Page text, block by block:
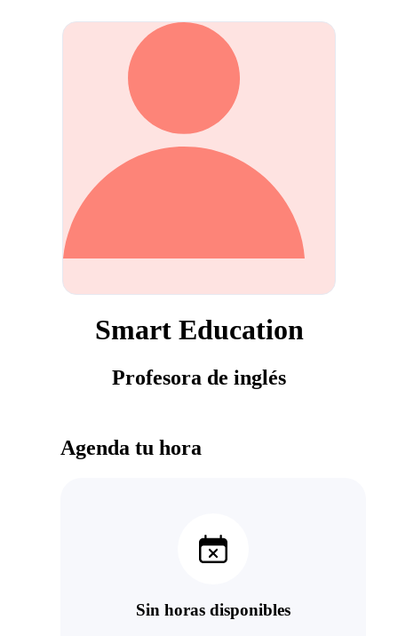
Smart Education
Profesora de inglés
Agenda tu hora
Sin horas disponibles